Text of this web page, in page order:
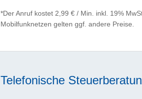
*Der Anruf kostet 2,99 € / Min. inkl. 19%
Mobilfunknetzen gelten ggf. andere Preise.
Telefonische